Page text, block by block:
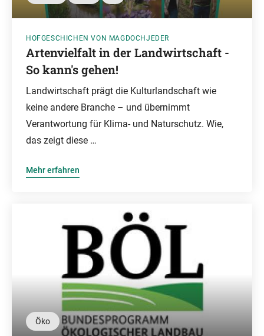
HOFGESCHICHEN VON MAGDOCHJEDER
Artenvielfalt in der Landwirtschaft -
So kann's gehen!
Landwirtschaft prägt die Kulturlandschaft wie
keine andere Branche – und übernimmt
Verantwortung für Klima- und Naturschutz. Wie,
das zeigt diese …
Mehr erfahren
Öko